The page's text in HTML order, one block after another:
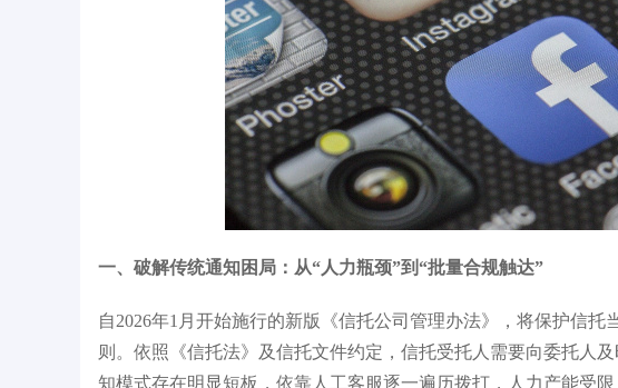
一、破解传统通知困局：从“人力瓶颈”到“批量合规触达”
自2026年1月开始施行的新版《信托公司管理办法》，将保护信
则。依照《信托法》及信托文件约定，信托受托人需要向委托人
知模式存在明显短板，依靠人工客服逐一遍历拨打，人力产能受限
行业发展典型案例
IDC《中国大模型开发平台2025年厂商评
胡润独角兽